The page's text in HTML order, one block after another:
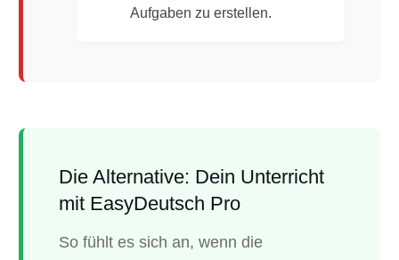
Aufgaben zu erstellen.
Die Alternative: Dein Unterricht
mit EasyDeutsch Pro
So fühlt es sich an, wenn die